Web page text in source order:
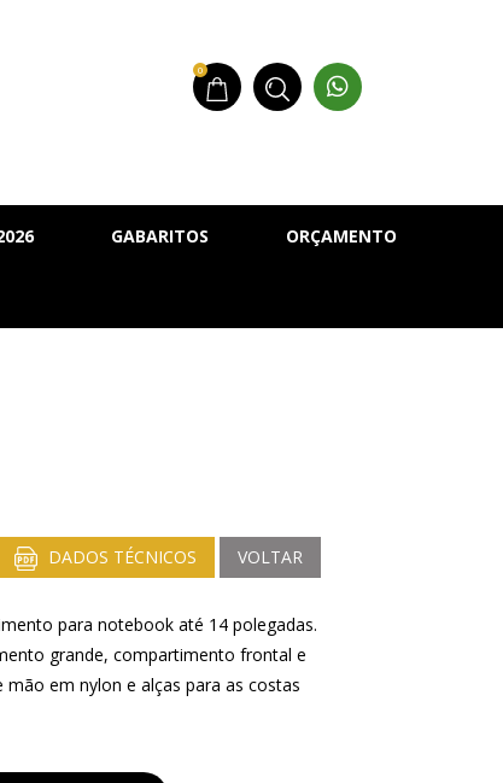
0
GABARITOS ORÇAMENTO
DADOS TÉCNICOS VOLTAR
para notebook até 14 polegadas.
grande, compartimento frontal e
mão em nylon e alças para as costas